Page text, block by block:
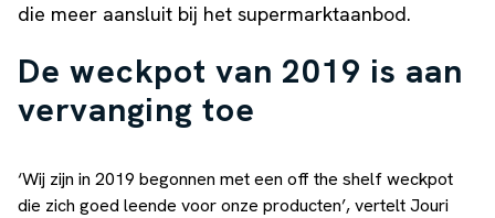
die meer aansluit bij het supermarktaanbod.
De weckpot van 2019 is aan
vervanging toe
‘Wij zijn in 2019 begonnen met een off the shelf weckpot
die zich goed leende voor onze producten’,vertelt Jouri